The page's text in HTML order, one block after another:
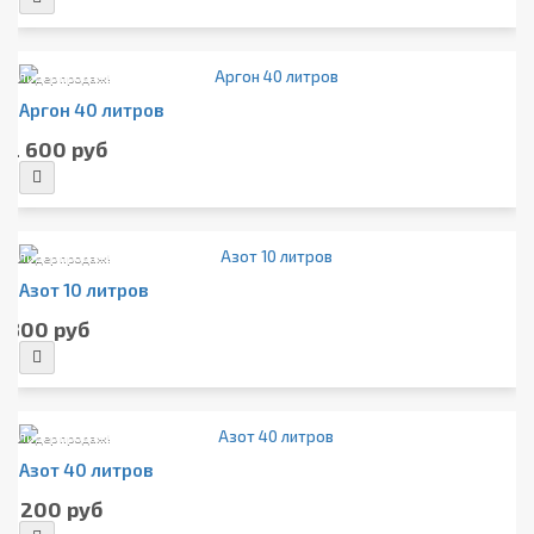
Лидер продаж!
Аргон 40 литров
2 600 руб
Лидер продаж!
Азот 10 литров
800 руб
Лидер продаж!
Азот 40 литров
1 200 руб